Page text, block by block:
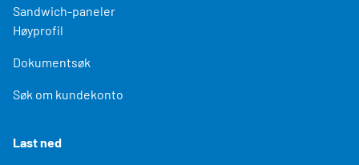
Sandwich-paneler
Høyprofil
Dokumentsøk
Søk om kundekonto
Last ned